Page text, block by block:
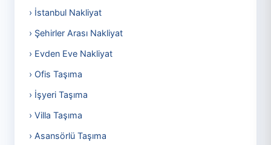
› İstanbul Nakliyat
› Şehirler Arası Nakliyat
› Evden Eve Nakliyat
› Ofis Taşıma
› İşyeri Taşıma
› Villa Taşıma
› Asansörlü Taşıma